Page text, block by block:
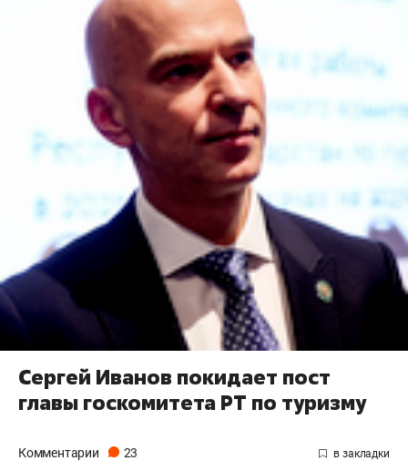
Сергей Иванов покидает пост
главы госкомитета РТ по туризму
Комментарии 23